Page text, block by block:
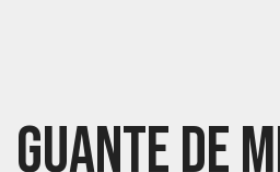
Guante De